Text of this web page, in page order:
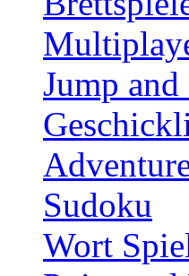
Jump and
Sudoku
Wort